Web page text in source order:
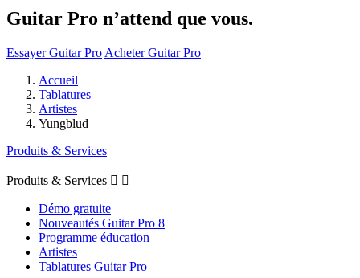
Guitar Pro n’attend que vous.
Essayer Guitar Pro Acheter Guitar Pro
Accueil
Tablatures
Artistes
Yungblud
Produits & Services
Produits & Services  
Démo gratuite
Nouveautés Guitar Pro 8
Programme éducation
Artistes
Tablatures Guitar Pro